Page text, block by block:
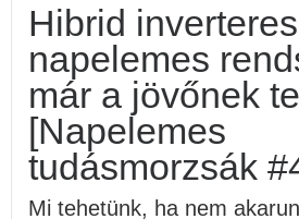
Hibrid inverteres
napelemes
már a jövőnek
[Napelemes
tudásmorzsák
Mi tehetünk, ha nem